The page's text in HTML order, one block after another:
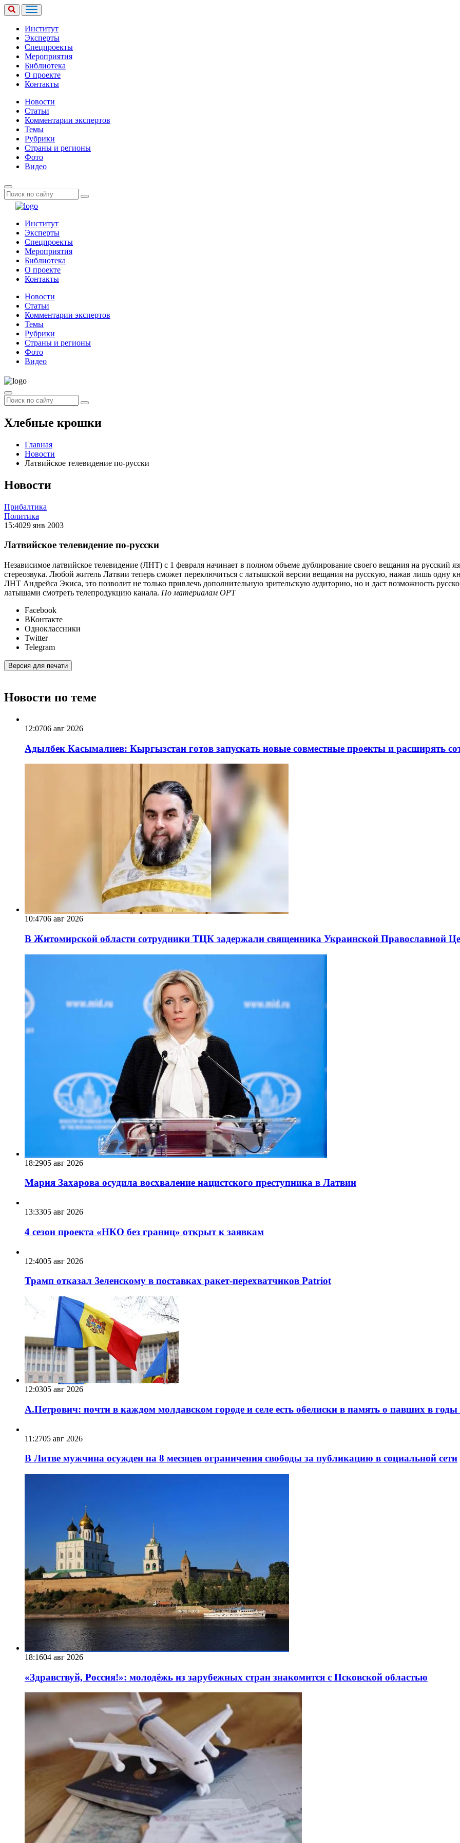
Институт
Эксперты
Спецпроекты
Мероприятия
Библиотека
О проекте
Контакты
Новости
Статьи
Комментарии экспертов
Темы
Рубрики
Страны и регионы
Фото
Видео
Институт
Эксперты
Спецпроекты
Мероприятия
Библиотека
О проекте
Контакты
Новости
Статьи
Комментарии экспертов
Темы
Рубрики
Страны и регионы
Фото
Видео
Хлебные крошки
Главная
Новости
Латвийское телевидение по-русски
Новости
Прибалтика
Политика
15:4029 янв 2003
Латвийское телевидение по-русски
Независимое латвийское телевидение (ЛНТ) с 1 февраля начинает в полном объеме дублирование своего вещания на русский
стереозвука. Любой житель Латвии теперь сможет переключиться с латышской версии вещания на русскую, нажав лишь одну
ЛНТ Андрейса Экиса, это позволит не только привлечь дополнительную зрительскую аудиторию, но и даст возможность
латышами смотреть телепродукцию канала. По материалам ОРТ
Facebook
ВКонтакте
Одноклассники
Twitter
Telegram
Версия для печати
Новости по теме
12:0706 авг 2026
Адылбек Касымалиев: Кыргызстан готов запускать новые совместные проекты и расширять
10:4706 авг 2026
В Житомирской области сотрудники ТЦК задержали священника Украинской Православной
18:2905 авг 2026
Мария Захарова осудила восхваление нацистского преступника в Латвии
13:3305 авг 2026
4 сезон проекта «НКО без границ» открыт к заявкам
12:4005 авг 2026
Трамп отказал Зеленскому в поставках ракет-перехватчиков Patriot
12:0305 авг 2026
А.Петрович: почти в каждом молдавском городе и селе есть обелиски в память о павших в
11:2705 авг 2026
В Литве мужчина осужден на 8 месяцев ограничения свободы за публикацию в социальной сети
18:1604 авг 2026
«Здравствуй, Россия!»: молодёжь из зарубежных стран знакомится с Псковской областью